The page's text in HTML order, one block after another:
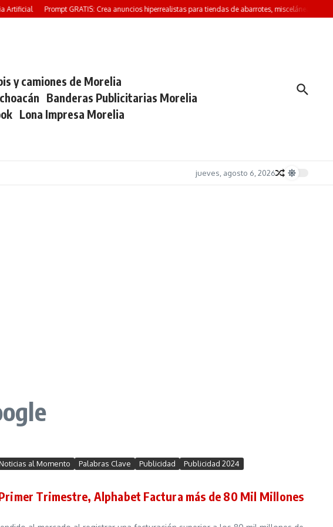
Artificial Prompt GRATIS: Crea anuncios hiperrealistas para tiendas de abarrotes, misceláneas y
y camiones de Morelia
Banderas Publicitarias Morelia
Lona Impresa Morelia
jueves, agosto 6, 2026
al Momento Palabras Clave Publicidad
Publicidad 2024
Trimestre, Alphabet Factura más de 80 Mil Millones